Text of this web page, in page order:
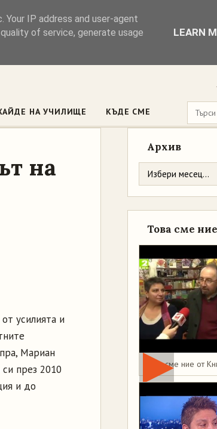
НА УЧИЛИЩЕ КЪДЕ СМЕ
на
усилията и
Мариан
през 2010
и до
Архив
Това сме
Това сме ние от
IP address and user-agent
of service, generate usage
LEARN